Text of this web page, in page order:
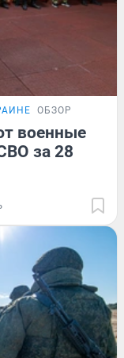
ОБЗОР
военные
за 28